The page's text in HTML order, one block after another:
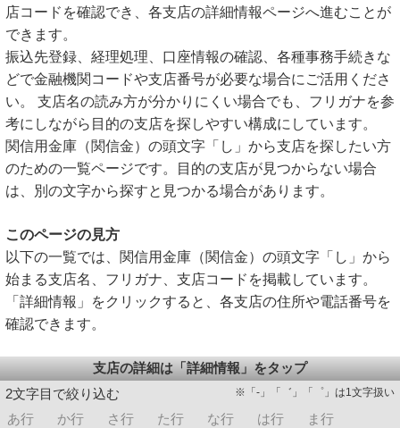
店コードを確認でき、各支店の詳細情報ページへ進むことが
できます。
振込先登録、経理処理、口座情報の確認、各種事務手続きな
どで金融機関コードや支店番号が必要な場合にご活用くださ
い。 支店名の読み方が分かりにくい場合でも、フリガナを参
考にしながら目的の支店を探しやすい構成にしています。
関信用金庫（関信金）の頭文字「し」から支店を探したい方
のための一覧ページです。目的の支店が見つからない場合
は、別の文字から探すと見つかる場合があります。
このページの見方
以下の一覧では、関信用金庫（関信金）の頭文字「し」から
始まる支店名、フリガナ、支店コードを掲載しています。
「詳細情報」をクリックすると、各支店の住所や電話番号を
確認できます。
支店の詳細は「詳細情報」をタップ
2文字目で絞り込む
※「-」「゛」「゜」は1文字扱い
あ行 か行 さ行 た行 な行 は行
ま行